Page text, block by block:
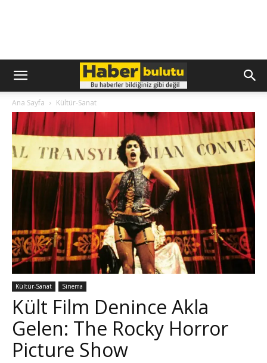
Ana Sayfa Kültür-Sanat
Kültür-Sanat Sinema
Kült Film Denince Akla
Gelen: The Rocky Horror
Picture Show